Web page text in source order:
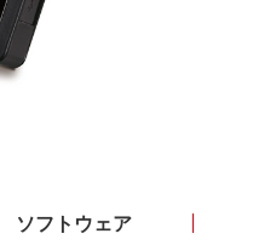
ソフトウェア